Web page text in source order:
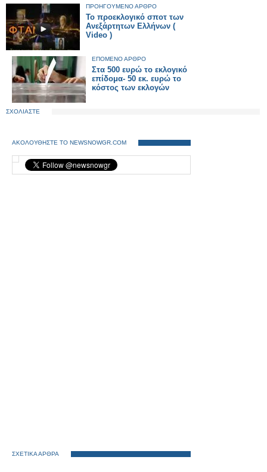
ΠΡΟΗΓΟΥΜΕΝΟ ΑΡΘΡΟ
Το προεκλογικό σποτ των
Ανεξάρτητων Ελλήνων (
Video )
ΕΠΟΜΕΝΟ ΑΡΘΡΟ
Στα 500 ευρώ το εκλογικό
επίδομα- 50 εκ. ευρώ το
κόστος των εκλογών
ΣΧΟΛΙΑΣΤΕ
ΑΚΟΛΟΥΘΗΣΤΕ ΤΟ NEWSNOWGR.COM
ΣΧΕΤΙΚΑ ΑΡΘΡΑ